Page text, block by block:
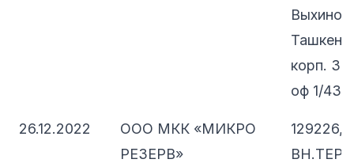
Выхино-
корп. 3,
оф 1/43А
26.12.2022
ООО МКК «МИКРО
РЕЗЕРВ»
129226,